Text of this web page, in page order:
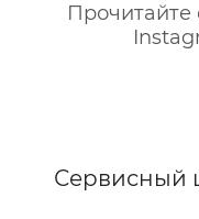
Сервисный